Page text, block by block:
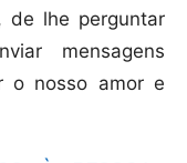
de lhe perguntar
mensagens
o nosso amor e